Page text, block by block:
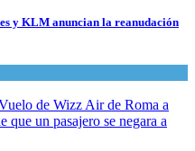
y KLM anuncian la reanudación